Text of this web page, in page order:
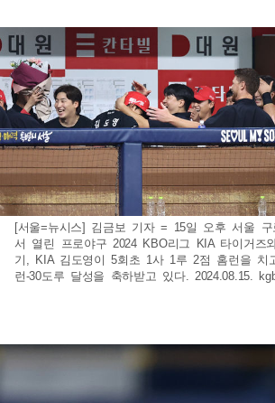
[서울=뉴시스] 김금보 기자 = 15일 오후 서울 구
서 열린 프로야구 2024 KBO리그 KIA 타이거즈
기, KIA 김도영이 5회초 1사 1루 2점 홈런을 치
런-30도루 달성을 축하받고 있다. 2024.08.15.